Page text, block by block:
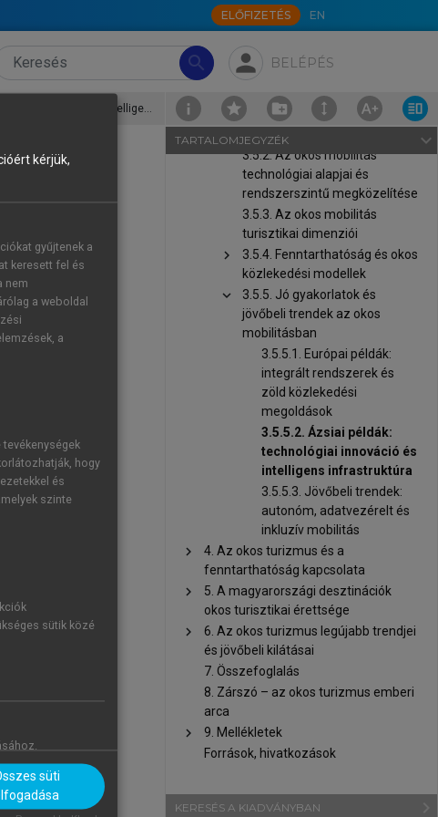
ELŐFIZETÉS EN
search person BELÉPÉS
3.5.5.2. Ázsiai példák: technológiai innováció és intelligens infrastruktúra
és a
a közlekedési
mesterséges
alapjait
turizmus
mozgását, a
és az
legfejlettebb
TARTALOMJEGYZÉK navigate_next
chevron_right
3.4. Az okos kormányzás, okos
turizmuspolitika
chevron_right
3.5. Okos mobilitás, okos
közlekedési megoldások
3.5.1. Az okos mobilitás
fogalma és szerepe az okos
turizmusban
3.5.2. Az okos mobilitás
technológiai alapjai és
rendszerszintű megközelítése
3.5.3. Az okos mobilitás
turisztikai dimenziói
chevron_right
3.5.4. Fenntarthatóság és okos
közlekedési modellek
chevron_right
3.5.5. Jó gyakorlatok és
jövőbeli trendek az okos
mobilitásban
3.5.5.1. Európai példák:
integrált rendszerek és
zöld közlekedési
megoldások
3.5.5.2. Ázsiai példák:
technológiai innováció és
intelligens infrastruktúra
3.5.5.3. Jövőbeli trendek:
autonóm, adatvezérelt és
inkluzív mobilitás
chevron_right
4. Az okos turizmus és a
fenntarthatóság kapcsolata
chevron_right
5. A magyarországi desztinációk
okos turisztikai érettsége
chevron_right
6. Az okos turizmus legújabb trendjei
és jövőbeli kilátásai
7. Összefoglalás
8. Zárszó – az okos turizmus emberi
arca
chevron_right
9. Mellékletek
Források, hivatkozások
KERESÉS A KIADVÁNYBAN
kérjük,
gyűjtenek a
keresett fel és
nem
a weboldal
a
hogy
és
szinte
sütik közé
süti